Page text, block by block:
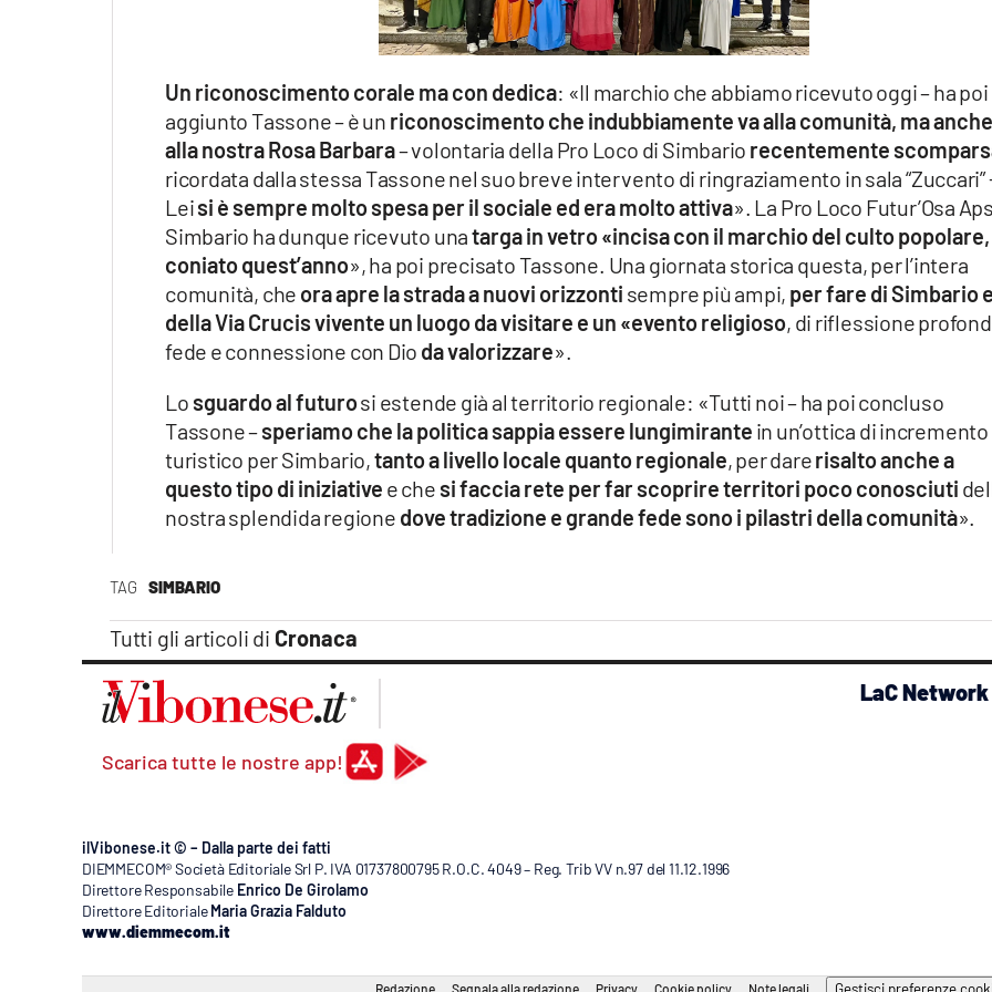
TAG SIMBARIO
Tutti gli articoli di Cronaca
Un riconoscimento corale ma con dedica: «Il marchio che abbiamo ricevuto oggi – ha poi
aggiunto Tassone – è un riconoscimento che indubbiamente va alla comunità, ma anche
alla nostra Rosa Barbara– volontaria della Pro Loco di Simbario recentemente
ricordata dalla stessa Tassone nel suo breve intervento di ringraziamento in sala “Zuccari”
Leisi è sempre molto spesa per il sociale ed era molto attiva». La Pro Loco Futur’Osa
Simbario ha dunque ricevuto unatarga in vetro «incisa con il marchio del culto popolare,
coniato quest’anno», ha poi precisato Tassone. Una giornata storica questa, per l’intera
comunità, che ora apre la strada a nuovi orizzonti sempre più ampi, per fare di Simbario e
della Via Crucis vivente un luogo da visitare e un «evento religioso, di riflessione
fede e connessione con Dio da valorizzare».
Lo sguardo al futurosi estende già al territorio regionale: «Tutti noi – ha poi concluso
Tassone –speriamo che la politica sappia essere lungimirante in un’ottica di incremento
turistico per Simbario,tanto a livello locale quanto regionale, per darerisalto anche a
questo tipo di iniziative e che si faccia rete per far scoprire territori poco conosciuti
nostra splendida regione dove tradizione e grande fede sono i pilastri della comunità».
Scarica tutte le nostre app!
LaC Network
ilVibonese.it © – Dalla parte dei fatti
DIEMMECOM® Società Editoriale Srl P. IVA 01737800795 R.O.C. 4049 – Reg. Trib VV n.97 del 11.12.1996
Direttore Responsabile Enrico De Girolamo
Direttore Editoriale Maria Grazia Falduto
www.diemmecom.it
Redazione Segnala alla redazione Privacy Cookie policy Note legali